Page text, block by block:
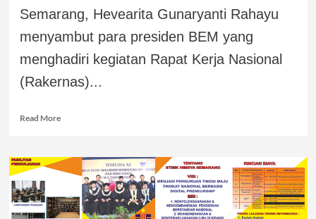
Semarang, Hevearita Gunaryanti Rahayu
menyambut para presiden BEM yang
menghadiri kegiatan Rapat Kerja Nasional
(Rakernas)...
Read More